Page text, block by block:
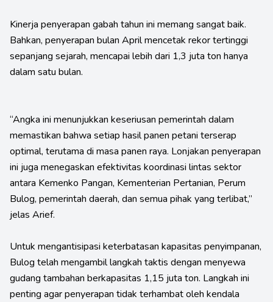
Kinerja penyerapan gabah tahun ini memang sangat baik.
Bahkan, penyerapan bulan April mencetak rekor tertinggi
sepanjang sejarah, mencapai lebih dari 1,3 juta ton hanya
dalam satu bulan.
“Angka ini menunjukkan keseriusan pemerintah dalam
memastikan bahwa setiap hasil panen petani terserap
optimal, terutama di masa panen raya. Lonjakan penyerapan
ini juga menegaskan efektivitas koordinasi lintas sektor
antara Kemenko Pangan, Kementerian Pertanian, Perum
Bulog, pemerintah daerah, dan semua pihak yang terlibat,”
jelas Arief.
Untuk mengantisipasi keterbatasan kapasitas penyimpanan,
Bulog telah mengambil langkah taktis dengan menyewa
gudang tambahan berkapasitas 1,15 juta ton. Langkah ini
penting agar penyerapan tidak terhambat oleh kendala